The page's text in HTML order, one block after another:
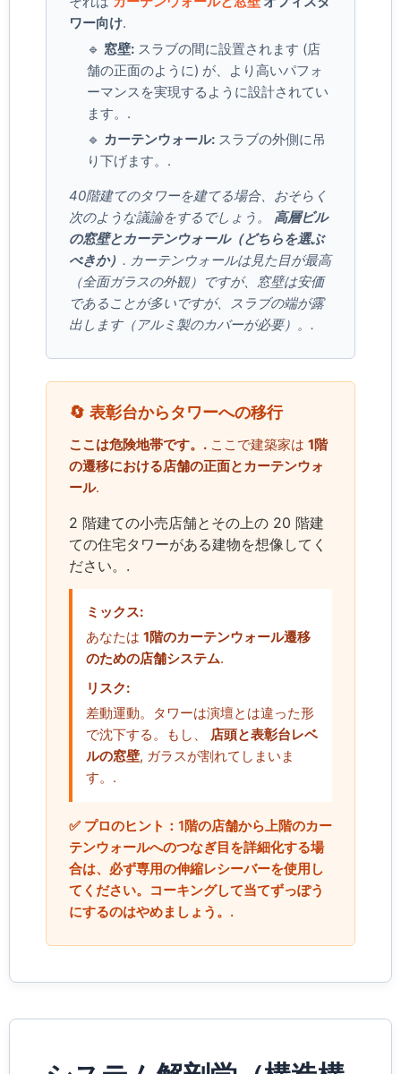
ワー向け.
🔹 窓壁: スラブの間に設置されます (店
舗の正面のように) が、より高いパフォ
ーマンスを実現するように設計されてい
ます。.
🔹 カーテンウォール: スラブの外側に吊
り下げます。.
40階建てのタワーを建てる場合、おそらく
次のような議論をするでしょう。 高層ビル
の窓壁とカーテンウォール（どちらを選ぶ
べきか） . カーテンウォールは見た目が最高
（全面ガラスの外観）ですが、窓壁は安価
であることが多いですが、スラブの端が露
出します（アルミ製のカバーが必要）。.
🔄 表彰台からタワーへの移行
ここは危険地帯です。. ここで建築家は 1階
の遷移における店舗の正面とカーテンウォ
ール.
2 階建ての小売店舗とその上の 20 階建
ての住宅タワーがある建物を想像してく
ださい。.
ミックス:
あなたは 1階のカーテンウォール遷移
のための店舗システム.
リスク:
差動運動。タワーは演壇とは違った形
で沈下する。もし、 店頭と表彰台レベ
ルの窓壁, ガラスが割れてしまいま
す。.
✅ プロのヒント：1階の店舗から上階のカー
テンウォールへのつなぎ目を詳細化する場
合は、必ず専用の伸縮レシーバーを使用し
てください。コーキングして当てずっぽう
にするのはやめましょう。.